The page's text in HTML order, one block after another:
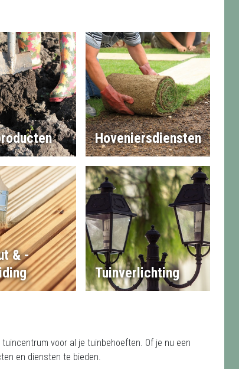
Hoveniersdiensten
& -
Tuinverlichting
voor al je tuinbehoeften. Of je nu een
en diensten te bieden.